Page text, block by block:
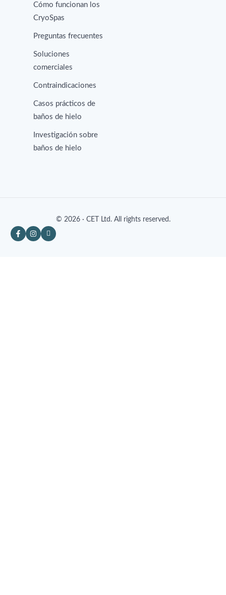
Cómo funcionan los
CryoSpas
Preguntas frecuentes
Soluciones
comerciales
Contraindicaciones
Casos prácticos de
baños de hielo
Investigación sobre
baños de hielo
© 2026 · CET Ltd. All rights reserved.